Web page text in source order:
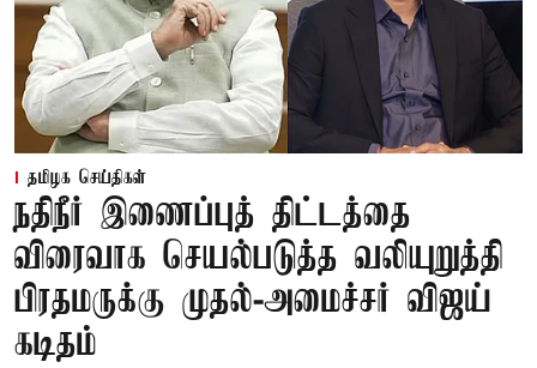
தமிழக செய்திகள்
நதிநீர் இணைப்புத் திட்டத்தை
விரைவாக செயல்படுத்த வலியுறுத்தி
பிரதமருக்கு முதல்-அமைச்சர் விஜய்
கடிதம்